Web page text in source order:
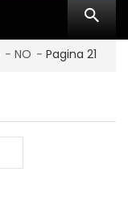
- NO - Pagina 21